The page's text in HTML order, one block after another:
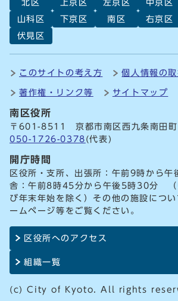
北区 上京区 左京区 中京区
山科区
下京区 南区 右京区
伏見区
このサイトの考え方 個人情報の
著作権・リンク等 サイトマップ
南区役所
〒601-8511 京都市南区西九条南田
050-1726-0378 (代表)
開庁時間
区役所・支所、出張所：午前9時から
舎：午前8時45分から午後5時30分 （
び年末年始を除く）その他の施設につ
ームページ等をご覧ください。
区役所へのアクセス
組織一覧
(c) City of Kyoto. All rights